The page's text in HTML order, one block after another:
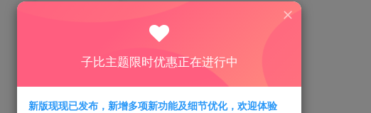
子比主题限时优惠正在进行中
新版现现已发布，新增多项新功能及细节优化，欢迎体验